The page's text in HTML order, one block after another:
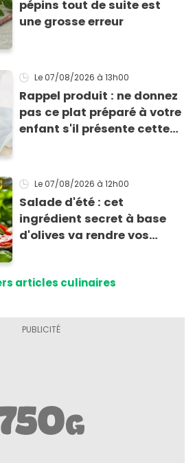
pépins tout de suite est
une grosse erreur
Le 07/08/2026 à 13h00
Rappel produit : ne donnez
pas ce plat préparé à votre
enfant s'il présente cette
Le 07/08/2026 à 12h00
Salade d'été : cet
ingrédient secret à base
d'olives va rendre vos
articles culinaires